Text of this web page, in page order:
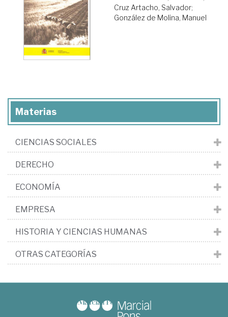
Cruz Artacho, Salvador;
González de Molina, Manuel
Materias
CIENCIAS SOCIALES
DERECHO
ECONOMÍA
EMPRESA
HISTORIA Y CIENCIAS HUMANAS
OTRAS CATEGORÍAS